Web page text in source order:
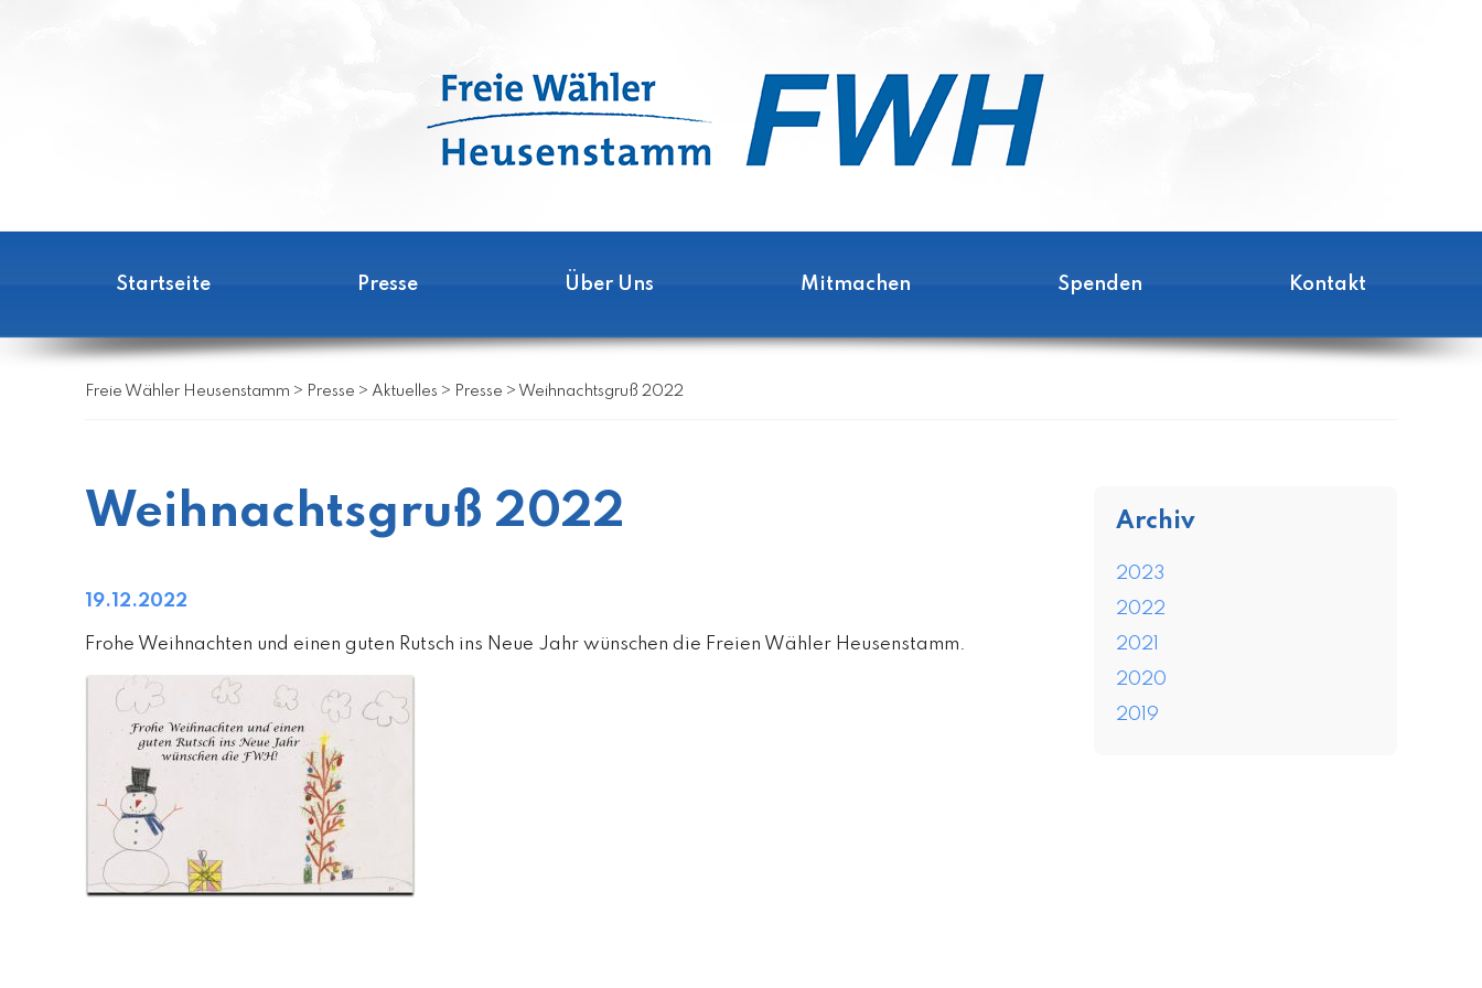
Startseite Presse Über Uns Mitmachen Spenden Kontakt
Freie Wähler Heusenstamm > Presse > Aktuelles > Presse > Weihnachtsgruß 2022
Weihnachtsgruß 2022
19.12.2022
Frohe Weihnachten und einen guten Rutsch ins Neue Jahr wünschen die Freien Wähler Heusenstamm.
Archiv
2023
2022
2021
2020
2019